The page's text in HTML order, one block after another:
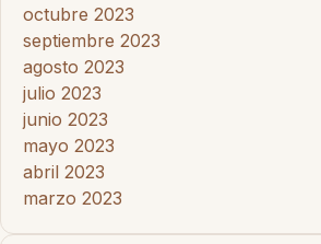
octubre 2023
septiembre 2023
agosto 2023
julio 2023
junio 2023
mayo 2023
abril 2023
marzo 2023